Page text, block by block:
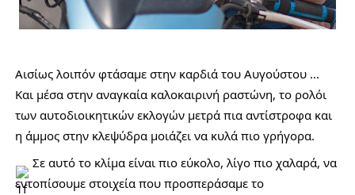
Αισίως λοιπόν φτάσαμε στην καρδιά του Αυγούστου ...
Και μέσα στην αναγκαία καλοκαιρινή ραστώνη, το ρολόι
των αυτοδιοικητικών εκλογών μετρά πια αντίστροφα και
η άμμος στην κλεψύδρα μοιάζει να κυλά πιο γρήγορα.
Σε αυτό το κλίμα είναι πιο εύκολο, λίγο πιο χαλαρά, να
εντοπίσουμε στοιχεία που προσπεράσαμε το